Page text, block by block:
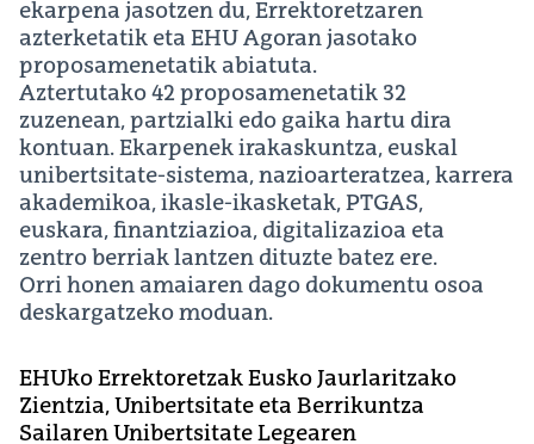
ekarpena jasotzen du, Errektoretzaren
azterketatik eta EHU Agoran jasotako
proposamenetatik abiatuta.
Aztertutako 42 proposamenetatik 32
zuzenean, partzialki edo gaika hartu dira
kontuan. Ekarpenek irakaskuntza, euskal
unibertsitate-sistema, nazioarteratzea, karrera
akademikoa, ikasle-ikasketak, PTGAS,
euskara, finantziazioa, digitalizazioa eta
zentro berriak lantzen dituzte batez ere.
Orri honen amaiaren dago dokumentu osoa
deskargatzeko moduan.
EHUko Errektoretzak Eusko Jaurlaritzako
Zientzia, Unibertsitate eta Berrikuntza
Sailaren Unibertsitate Legearen